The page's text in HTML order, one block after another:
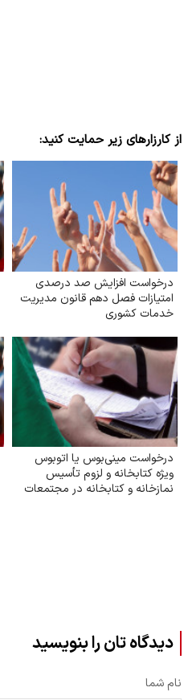
از کارزارهای زیر حمایت کنید:
درخواست افزایش صد درصدی
امتیازات فصل دهم قانون مدیریت
خدمات کشوری
درخواست مینی‌بوس یا اتوبوس
ویژه کتابخانه و لزوم تأسیس
نمازخانه و کتابخانه در مجتمعات
دیدگاه تان را بنویسید
نام شما